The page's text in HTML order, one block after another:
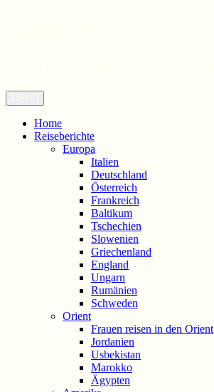
Zum
Inhalt
springen
Home
Reiseberichte
Europa
Italien
Deutschland
Österreich
Frankreich
Baltikum
Tschechien
Slowenien
Griechenland
England
Ungarn
Rumänien
Schweden
Orient
Frauen reisen in den Orient
Jordanien
Usbekistan
Marokko
Ägypten